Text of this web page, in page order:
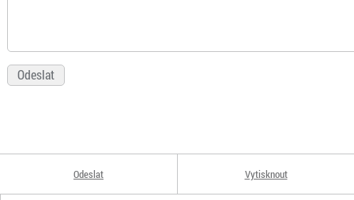
Odeslat Vytisknout